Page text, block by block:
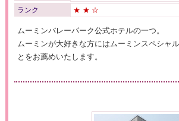
ランク
★★☆
ムーミンバレーパーク公式ホテルの一つ。
ムーミンが大好きな方にはムーミンスペシャ
とをお薦めいたします。